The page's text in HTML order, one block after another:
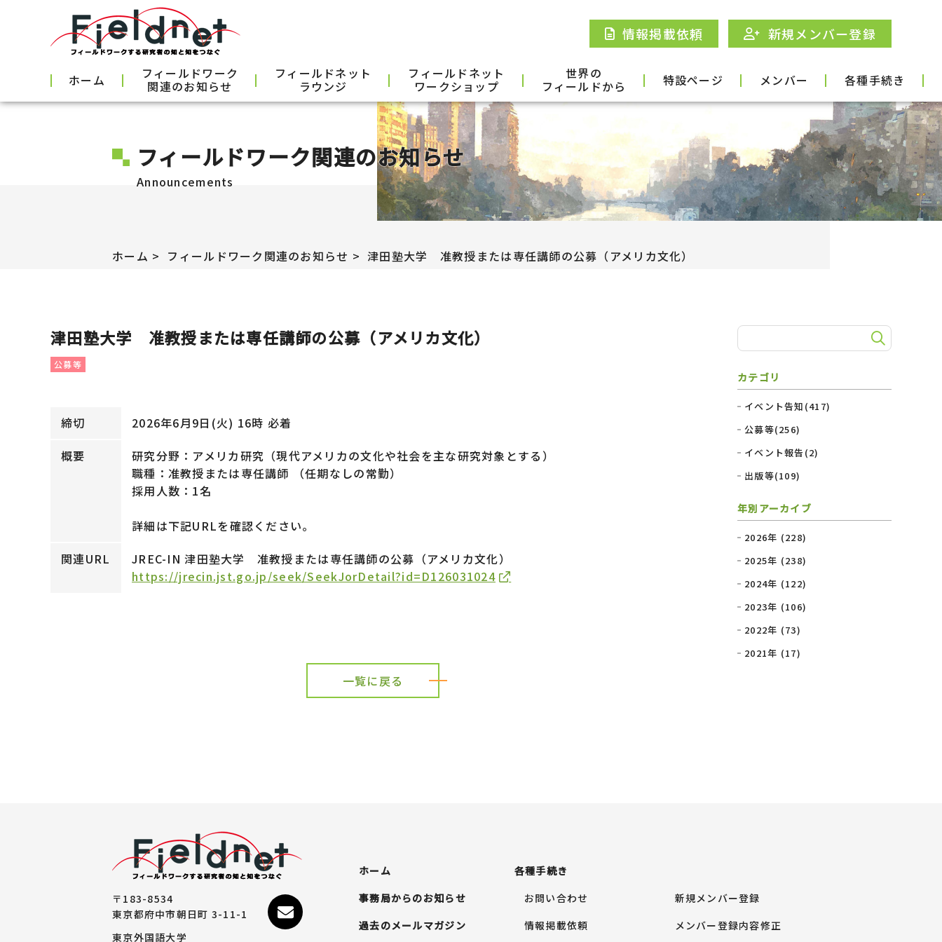
情報掲載依頼 新規メンバー登録
ホーム フィールドワーク
関連のお知らせ
フィールドネット
ラウンジ
フィールドネット
ワークショップ
世界の
フィールドから 特設ページ メンバー 各種手続き
フィールドワーク関連のお知らせ
Announcements
ホーム フィールドワーク関連のお知らせ 津田塾大学 准教授または専任講師の公募（アメリカ文化）
津田塾大学 准教授または専任講師の公募（アメリカ文化）
公募等
締切
2026年6月9日(火) 16時 必着
概要
研究分野：アメリカ研究（現代アメリカの文化や社会を主な研究対象とする）
職種：准教授または専任講師 （任期なしの常勤）
採用人数：1名
詳細は下記URLを確認ください。
関連URL
JREC-IN 津田塾大学 准教授または専任講師の公募（アメリカ文化）
https://jrecin.jst.go.jp/seek/SeekJorDetail?id=D126031024
一覧に戻る
カテゴリ
イベント告知(417)
公募等(256)
イベント報告(2)
出版等(109)
年別アーカイブ
2026年 (228)
2025年 (238)
2024年 (122)
2023年 (106)
2022年 (73)
2021年 (17)
〒183-8534
東京都府中市朝日町 3-11-1
東京外国語大学
ホーム
事務局からのお知らせ
過去のメールマガジン
各種手続き
お問い合わせ
新規メンバー登録
情報掲載依頼
メンバー登録内容修正